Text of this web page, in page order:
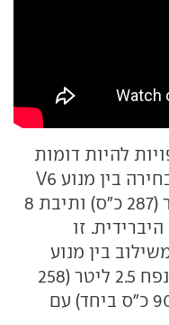
להיות דומות
עם אפשרות בחירה בין מנוע V6
בנזין אטמוספרי בנפח 3.5 ליטר (287 כ"ס) ותיבת 8
זו
ל-329 כ"ס משילוב בין מנוע
בנזין מוגדש עם 4 צילינדרים בנפח 2.5 ליטר (258
כ"ס) לצמד מנועים חשמליים (90 כ"ס ביחד) עם